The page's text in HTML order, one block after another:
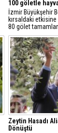
100 göletle
İzmir Büyükşehir
kırsaldaki etkisine
80 gölet
çıkarmak. Hem
hayatı nefes
yangınlarda bile
Zeytin Hasadı
Dönüştü